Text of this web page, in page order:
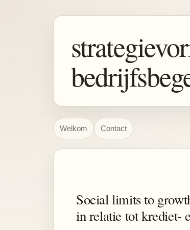
Welkom Contact
Social limits to
in relatie tot krediet-